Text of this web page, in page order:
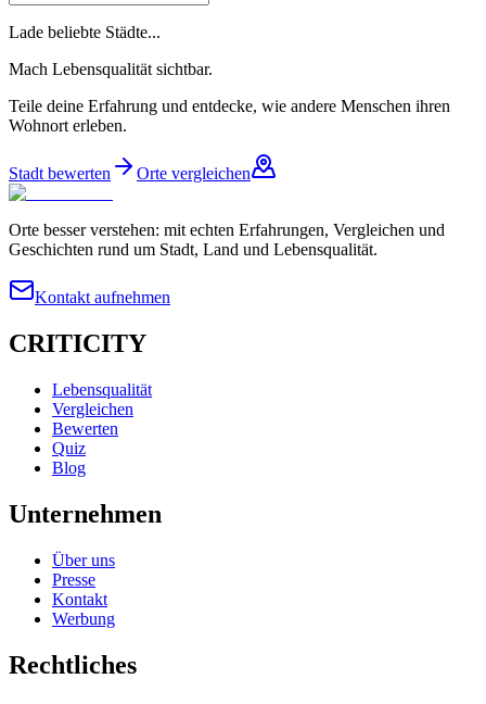
Lade beliebte Städte...
Mach Lebensqualität sichtbar.
Teile deine Erfahrung und entdecke, wie andere Menschen ihren
Wohnort erleben.
Stadt bewerten Orte vergleichen
Orte besser verstehen: mit echten Erfahrungen, Vergleichen und
Geschichten rund um Stadt, Land und Lebensqualität.
Kontakt aufnehmen
CRITICITY
Lebensqualität
Vergleichen
Bewerten
Quiz
Blog
Unternehmen
Über uns
Presse
Kontakt
Werbung
Rechtliches